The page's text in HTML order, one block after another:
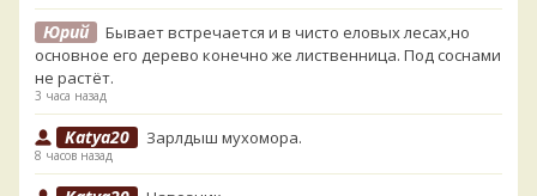
Юрий
Бывает встречается и в чисто еловых лесах,но
основное его дерево конечно же лиственница. Под соснами
не растёт.
3 часа назад
Katya20 Зарлдыш мухомора.
8 часов назад